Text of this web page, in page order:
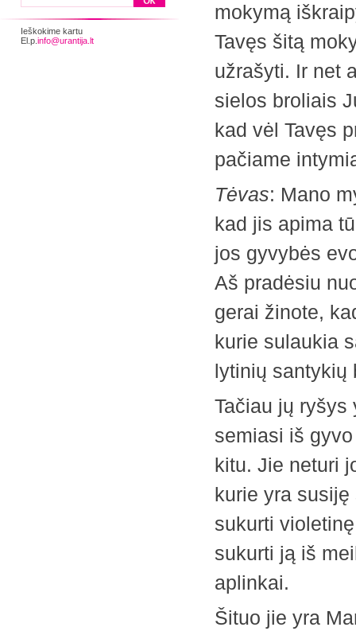
Ieškokime kartu
El.p. info@urantija.lt
mokymą
Tavęs šitą
užrašyti. Ir net
sielos broliais
kad vėl Tavęs
pačiame
Tėvas: Mano
kad jis apima
jos gyvybės
Aš pradėsiu
gerai žinote,
kurie sulaukia
lytinių santykių
Tačiau jų ryšys
semiasi iš
kitu. Jie neturi
kurie yra
sukurti
sukurti ją iš
aplinkai.
Šituo jie yra